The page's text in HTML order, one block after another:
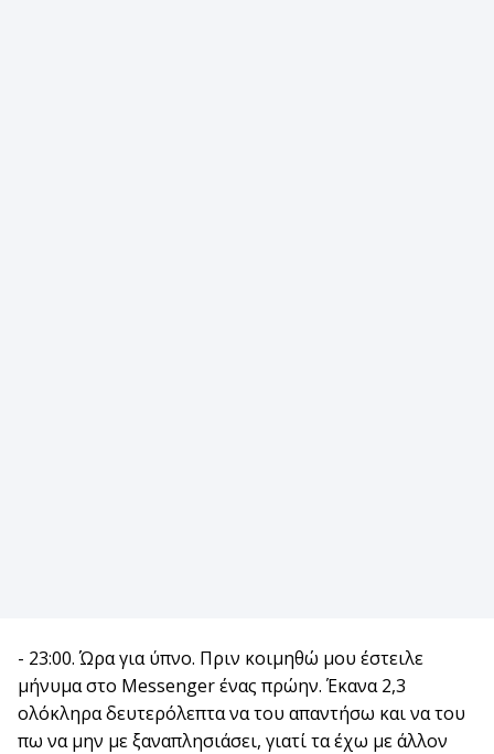
- 23:00. Ώρα για ύπνο. Πριν κοιμηθώ μου έστειλε
μήνυμα στο Messenger ένας πρώην. Έκανα 2,3
ολόκληρα δευτερόλεπτα να του απαντήσω και να του
πω να μην με ξαναπλησιάσει, γιατί τα έχω με άλλον